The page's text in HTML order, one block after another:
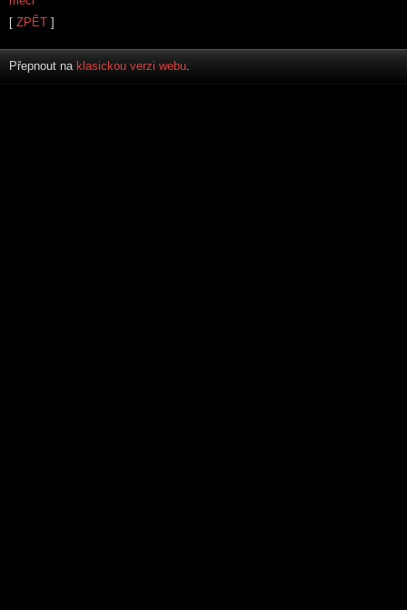
[ ZPĚT ]
Přepnout na klasickou verzi webu.